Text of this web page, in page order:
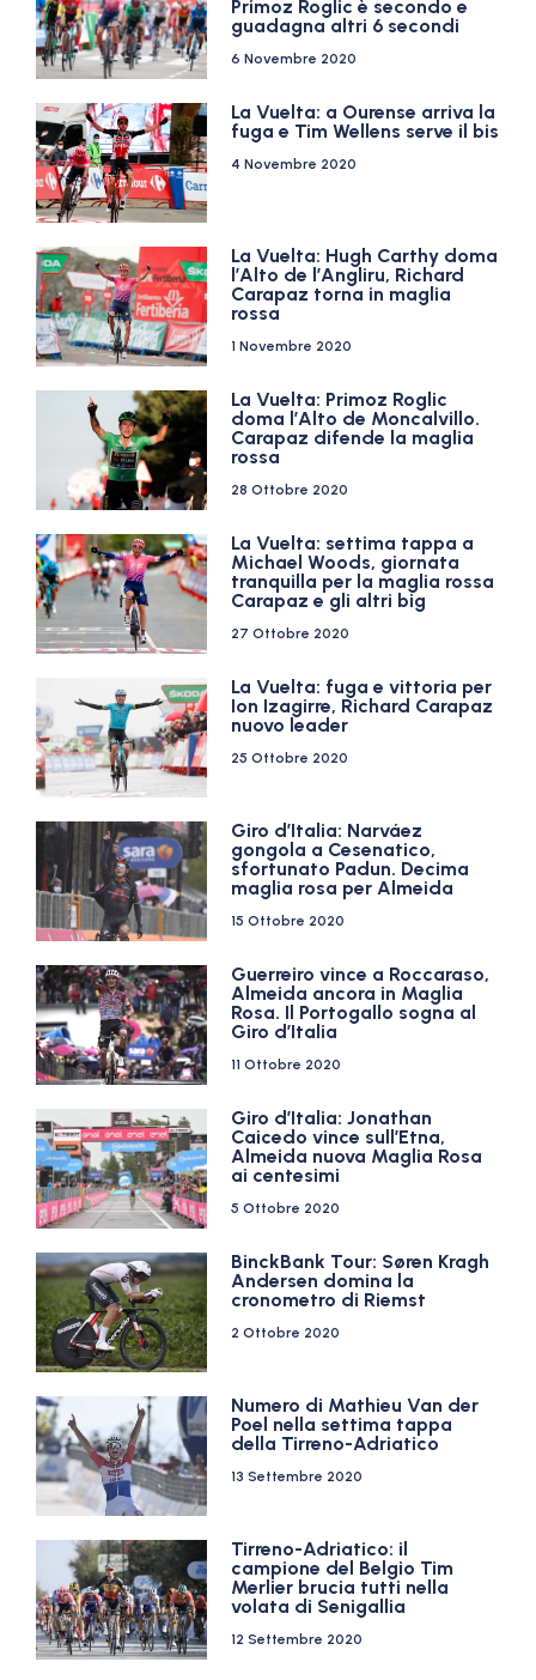
Primoz Roglic è secondo e
guadagna altri 6 secondi
6 Novembre 2020
La Vuelta: a Ourense arriva la
fuga e Tim Wellens serve il bis
4 Novembre 2020
La Vuelta: Hugh Carthy doma
l’Alto de l’Angliru, Richard
Carapaz torna in maglia
rossa
1 Novembre 2020
La Vuelta: Primoz Roglic
doma l’Alto de Moncalvillo.
Carapaz difende la maglia
rossa
28 Ottobre 2020
La Vuelta: settima tappa a
Michael Woods, giornata
tranquilla per la maglia rossa
Carapaz e gli altri big
27 Ottobre 2020
La Vuelta: fuga e vittoria per
Ion Izagirre, Richard Carapaz
nuovo leader
25 Ottobre 2020
Giro d’Italia: Narváez
gongola a Cesenatico,
sfortunato Padun. Decima
maglia rosa per Almeida
15 Ottobre 2020
Guerreiro vince a Roccaraso,
Almeida ancora in Maglia
Rosa. Il Portogallo sogna al
Giro d’Italia
11 Ottobre 2020
Giro d’Italia: Jonathan
Caicedo vince sull’Etna,
Almeida nuova Maglia Rosa
ai centesimi
5 Ottobre 2020
BinckBank Tour: Søren Kragh
Andersen domina la
cronometro di Riemst
2 Ottobre 2020
Numero di Mathieu Van der
Poel nella settima tappa
della Tirreno-Adriatico
13 Settembre 2020
Tirreno-Adriatico: il
campione del Belgio Tim
Merlier brucia tutti nella
volata di Senigallia
12 Settembre 2020